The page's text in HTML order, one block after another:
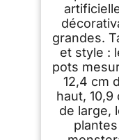
grandes.
et style :
pots
12,4 cm
haut, 10,9
de large,
plantes